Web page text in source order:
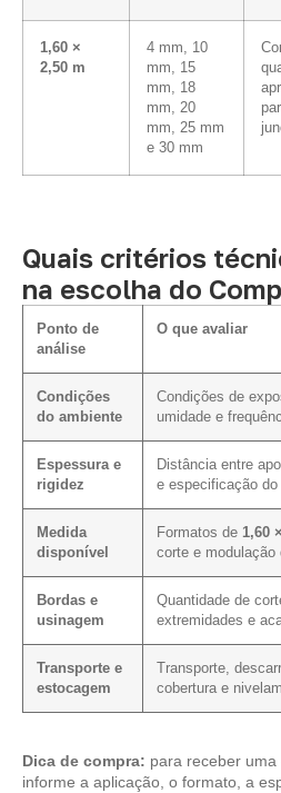
1,60 ×
2,50 m
4 mm, 10
mm, 15
mm, 18
mm, 20
mm, 25 mm
e 30 mm
Quais critérios
na escolha do
Ponto de
análise
O que avaliar
Condições
do ambiente
Condições de
umidade e
Espessura e
rigidez
Distância entre
e especificação do
Medida
disponível
Formatos de 1,60
corte e modulação
Bordas e
usinagem
Quantidade de
extremidades e
Transporte e
estocagem
Transporte,
cobertura e
Dica de compra: para receber uma
informe a aplicação, o formato, a